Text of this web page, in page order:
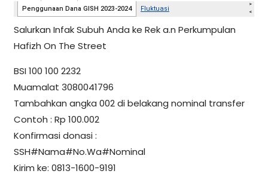
Salurkan Infak Subuh Anda ke Rek a.n Perkumpulan
Hafizh On The Street
BSI 100 100 2232
Muamalat 3080041796
Tambahkan angka 002 di belakang nominal transfer
Contoh : Rp 100.002
Konfirmasi donasi :
SSH#Nama#No.Wa#Nominal
Kirim ke: 0813-1600-9191